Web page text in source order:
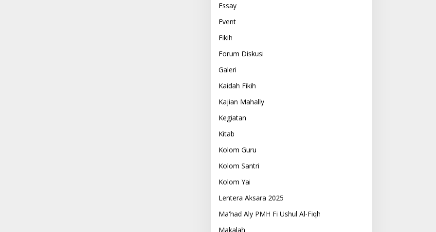
Essay
Event
Fikih
Forum Diskusi
Galeri
Kaidah Fikih
Kajian Mahally
Kegiatan
Kitab
Kolom Guru
Kolom Santri
Kolom Yai
Lentera Aksara 2025
Ma'had Aly PMH Fi Ushul Al-Fiqh
Makalah